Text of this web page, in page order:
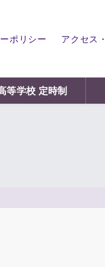
ポリシー アクセス
等学校 定時制